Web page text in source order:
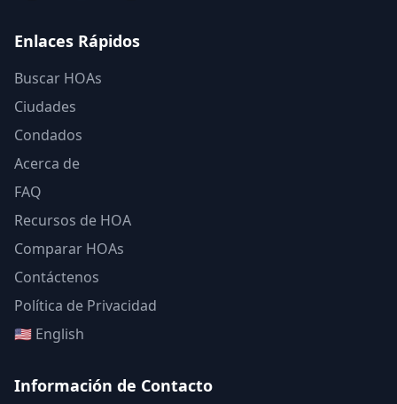
Enlaces Rápidos
Buscar HOAs
Ciudades
Condados
Acerca de
FAQ
Recursos de HOA
Comparar HOAs
Contáctenos
Política de Privacidad
🇺🇸 English
Información de Contacto